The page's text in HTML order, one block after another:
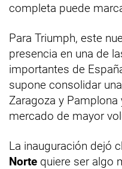
completa puede
Para Triumph, este
presencia en una de
importantes de
supone consolidar
Zaragoza y Pamplona
mercado de mayor
La inauguración dejó
Norte quiere ser algo